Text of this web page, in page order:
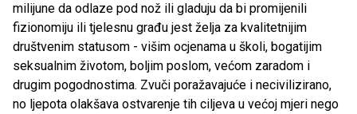
milijune da odlaze pod nož ili gladuju da bi promijenili
fizionomiju ili tjelesnu građu jest želja za kvalitetnijim
društvenim statusom - višim ocjenama u školi, bogatijim
seksualnim životom, boljim poslom, većom zaradom i
drugim pogodnostima. Zvuči poražavajuće i necivilizirano,
no ljepota olakšava ostvarenje tih ciljeva u većoj mjeri nego